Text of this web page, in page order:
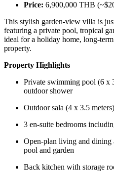
Price: 6,900,000 THB
This stylish garden-view villa is
featuring a private pool, tropical
ideal for a holiday home, long-
property.
Property Highlights
Private swimming pool (6 x
outdoor shower
Outdoor sala (4 x 3.5
3 en-suite bedrooms
Open-plan living and dining
pool and garden
Back kitchen with storage